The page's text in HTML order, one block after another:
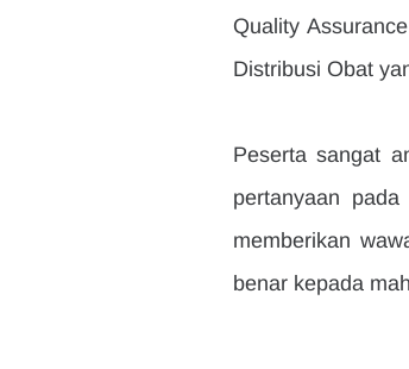
Quality
Distribusi Obat
Peserta sangat
pertanyaan
memberikan
benar kepada